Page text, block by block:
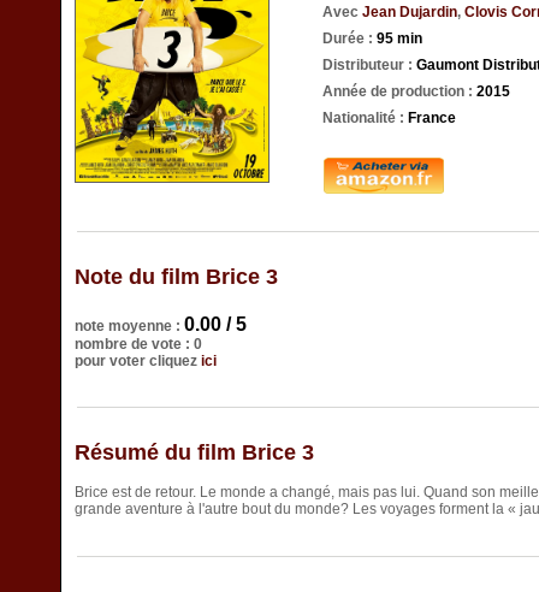
Avec Jean Dujardin, Clovis
Durée : 95 min
Distributeur : Gaumont
Année de production : 2015
Nationalité : France
Note du film Brice 3
note moyenne : 0.00 / 5
nombre de vote : 0
pour voter cliquez ici
Résumé du film Brice 3
Brice est de retour. Le monde a changé, mais pas lui. Quand son
grande aventure à l'autre bout du monde? Les voyages forment la «